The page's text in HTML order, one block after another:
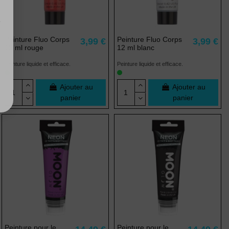
Peinture Fluo Corps
12 ml rouge
3,99 €
Peinture liquide et efficace.
Ajouter au
panier
Peinture Fluo Corps
12 ml blanc
3,99 €
Peinture liquide et efficace.
Ajouter au
panier